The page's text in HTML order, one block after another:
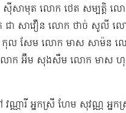
ស៊ីសាមុត លោក ​ថេត សម្បត្តិ ល
ា សាវឿន លោក ថាច់ សូលី ល
កុល សែម លោក មាស សាម៉ន
ោក អ៊ឹម សុងសឺម ​លោក មាស
ារី អ្នកស្រី ហែម សុវណ្ណ អ្នកស្រី